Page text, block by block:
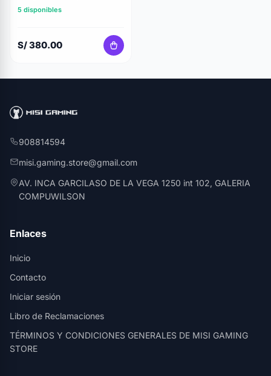
DDR4 - 3200 MHz
5 disponibles
S/ 380.00
908814594
misi.gaming.store@gmail.com
AV. INCA GARCILASO DE LA VEGA 1250 int 102, GALERIA
COMPUWILSON
Enlaces
Inicio
Contacto
Iniciar sesión
Libro de Reclamaciones
TÉRMINOS Y CONDICIONES GENERALES DE MISI GAMING
STORE